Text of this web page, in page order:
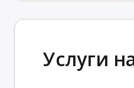
Услуги